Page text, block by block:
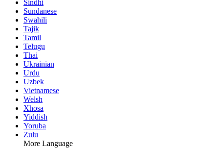
Sindhi
Sundanese
Swahili
Tajik
Tamil
Telugu
Thai
Ukrainian
Urdu
Uzbek
Vietnamese
Welsh
Xhosa
Yiddish
Yoruba
Zulu
More Language